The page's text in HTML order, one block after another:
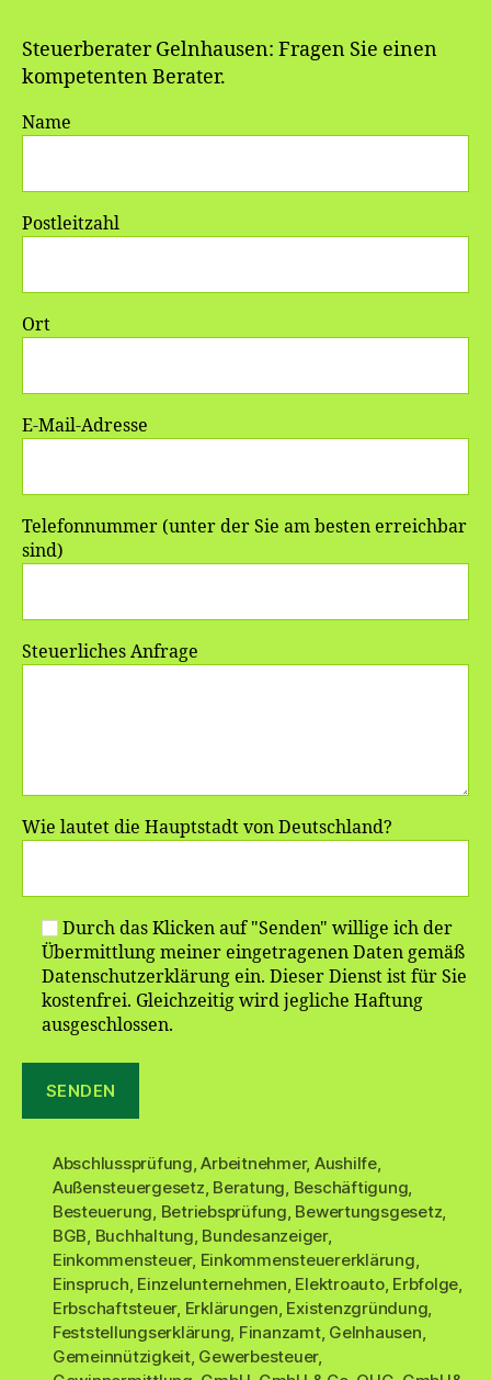
Steuerberater Gelnhausen: Fragen Sie einen
kompetenten Berater.
Name
Postleitzahl
Ort
E-Mail-Adresse
Telefonnummer (unter der Sie am besten erreichbar
sind)
Steuerliches Anfrage
Wie lautet die Hauptstadt von Deutschland?
Durch das Klicken auf "Senden" willige ich der
Übermittlung meiner eingetragenen Daten gemäß
Datenschutzerklärung ein. Dieser Dienst ist für Sie
kostenfrei. Gleichzeitig wird jegliche Haftung
ausgeschlossen.
Abschlussprüfung,Arbeitnehmer, Aushilfe,
Außensteuergesetz, Beratung, Beschäftigung,
Besteuerung, Betriebsprüfung, Bewertungsgesetz,
BGB, Buchhaltung, Bundesanzeiger,
Einkommensteuer, Einkommensteuererklärung,
Einspruch, Einzelunternehmen, Elektroauto, Erbfolge,
Erbschaftsteuer, Erklärungen, Existenzgründung,
Feststellungserklärung, Finanzamt, Gelnhausen,
Gemeinnützigkeit, Gewerbesteuer,